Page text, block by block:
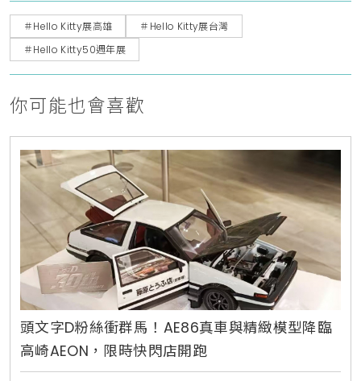
＃Hello Kitty展高雄
＃Hello Kitty展台灣
＃Hello Kitty50週年展
你可能也會喜歡
頭文字D粉絲衝群馬！AE86真車與精緻模型降臨
高崎AEON，限時快閃店開跑